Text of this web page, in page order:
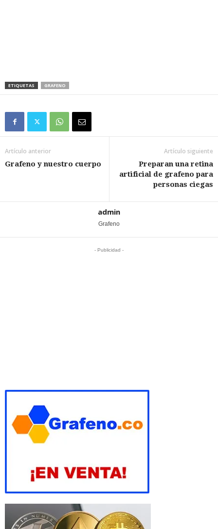
ETIQUETAS GRAFENO
Artículo anterior
Grafeno y nuestro cuerpo
Artículo siguiente
Preparan una retina
artificial de grafeno para
personas ciegas
admin
Grafeno
- Publicidad -